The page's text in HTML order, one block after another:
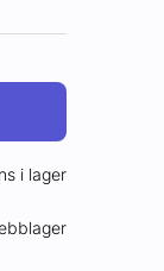
i lager